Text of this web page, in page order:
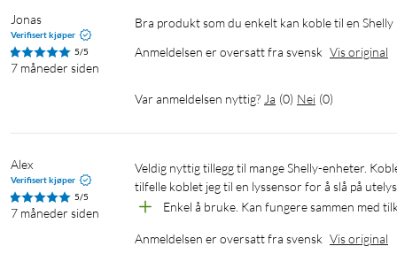
Jonas
Verifisert kjøper
5/5
7 måneder siden
Bra produkt som du enkelt kan koble til en Shelly
Anmeldelsen er oversatt fra svensk Vis original
Var anmeldelsen nyttig? Ja (0) Nei (0)
Alex
Verifisert kjøper
5/5
7 måneder siden
Veldig nyttig tillegg til mange Shelly-enheter. Kobles til bakfra, noe som gir ekstra I/O-porter, både digitale og analoge. I mitt
tilfelle koblet jeg til en lyssensor for å slå på
Enkel å bruke. Kan fungere sammen med
Anmeldelsen er oversatt fra svensk Vis original